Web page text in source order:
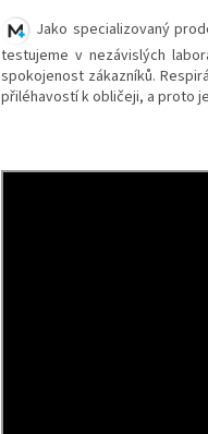
Jako specializovaný
testujeme v nezávislých
spokojenost zákazníků.
přiléhavostí k obličeji, a proto